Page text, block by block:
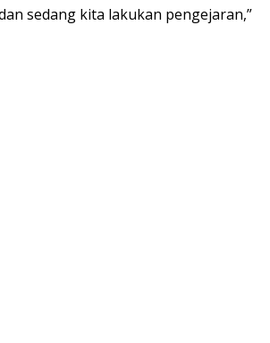
sedang kita lakukan pengejaran,”